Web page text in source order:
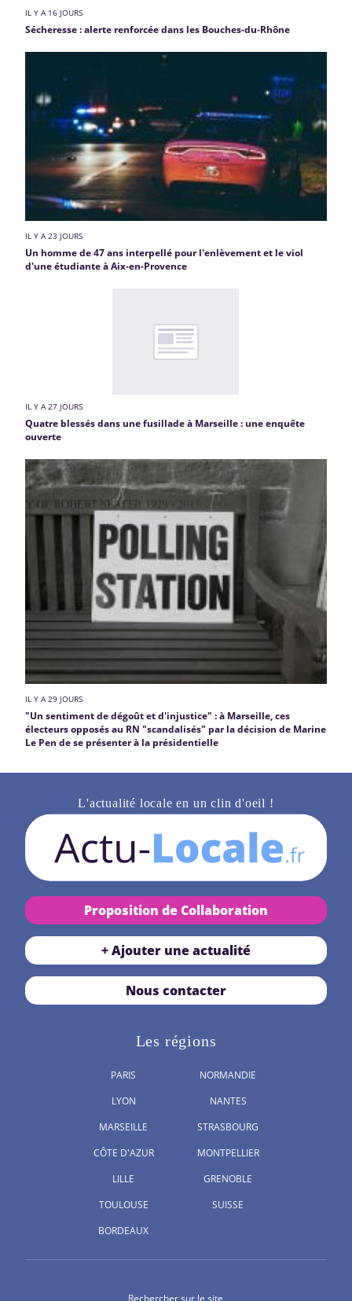
IL Y A 16 JOURS
Sécheresse : alerte renforcée dans les Bouches-du-Rhône
IL Y A 23 JOURS
Un homme de 47 ans interpellé pour l'enlèvement et le viol
d'une étudiante à Aix-en-Provence
IL Y A 27 JOURS
Quatre blessés dans une fusillade à Marseille : une enquête
ouverte
IL Y A 29 JOURS
"Un sentiment de dégoût et d'injustice" : à Marseille, ces
électeurs opposés au RN "scandalisés" par la décision de Marine
Le Pen de se présenter à la présidentielle
L'actualité locale en un clin d'oeil !
Proposition de Collaboration
+ Ajouter une actualité
Nous contacter
Les régions
PARIS
LYON
MARSEILLE
CÔTE D'AZUR
LILLE
TOULOUSE
BORDEAUX
NORMANDIE
NANTES
STRASBOURG
MONTPELLIER
GRENOBLE
SUISSE
Rechercher sur le site